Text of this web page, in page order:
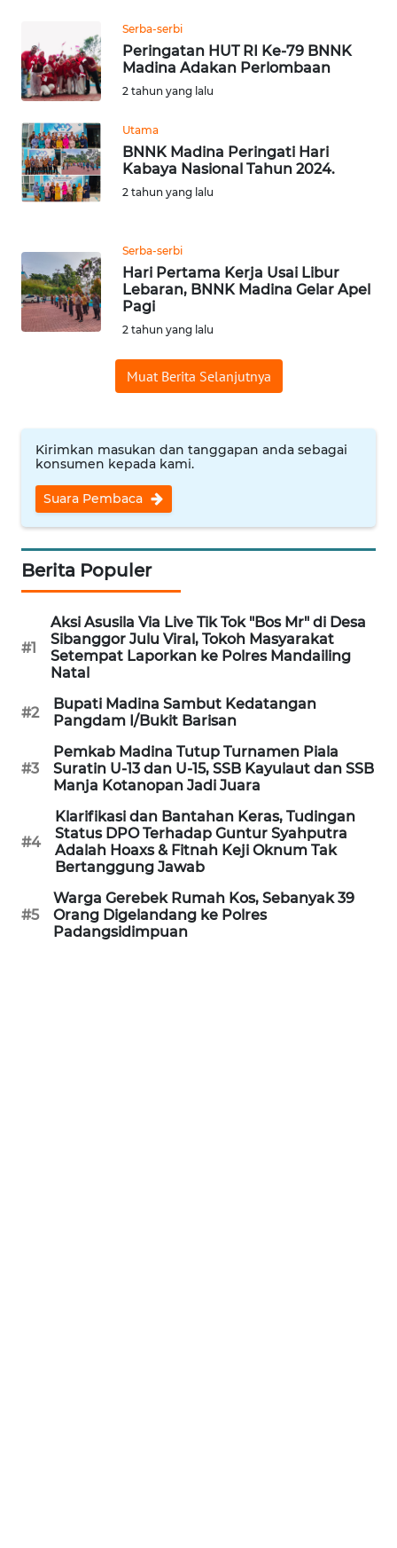
Serba-serbi
Peringatan HUT RI Ke-79 BNNK
Madina Adakan Perlombaan
2 tahun yang lalu
Utama
BNNK Madina Peringati Hari
Kabaya Nasional Tahun 2024.
2 tahun yang lalu
Serba-serbi
Hari Pertama Kerja Usai Libur
Lebaran, BNNK Madina Gelar Apel
Pagi
2 tahun yang lalu
Muat Berita Selanjutnya
Kirimkan masukan dan tanggapan anda sebagai
konsumen kepada kami.
Suara Pembaca
Berita Populer
#1
Aksi Asusila Via Live Tik Tok "Bos Mr" di Desa
Sibanggor Julu Viral, Tokoh Masyarakat
Setempat Laporkan ke Polres Mandailing
Natal
#2
Bupati Madina Sambut Kedatangan
Pangdam I/Bukit Barisan
#3
Pemkab Madina Tutup Turnamen Piala
Suratin U-13 dan U-15, SSB Kayulaut dan SSB
Manja Kotanopan Jadi Juara
#4
Klarifikasi dan Bantahan Keras, Tudingan
Status DPO Terhadap Guntur Syahputra
Adalah Hoaxs & Fitnah Keji Oknum Tak
Bertanggung Jawab
#5
Warga Gerebek Rumah Kos, Sebanyak 39
Orang Digelandang ke Polres
Padangsidimpuan
SELATAN
WN
LESUNG
WN
KARO
SIMALUNGUN
WN
LABUHANBATU
WN DELI
WN
TEBING
TINGGI
PAKPAK
WN
KARAWANG
WN
BEKASI
WN
BOGOR
WN
DEPOK
WN